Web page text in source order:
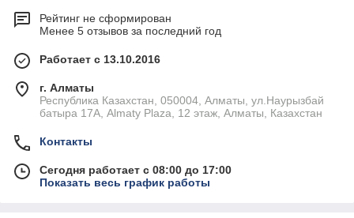
Рейтинг не сформирован
Менее 5 отзывов за последний год
Работает с 13.10.2016
г. Алматы
Республика Казахстан, 050004, Алматы, ул.Наурызбай
батыра 17А, Almaty Plaza, 12 этаж, Алматы, Казахстан
Контакты
Сегодня работает с 08:00 до 17:00
Показать весь график работы